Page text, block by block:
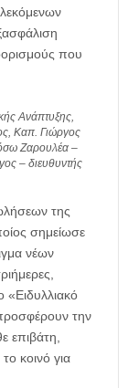
που
Ανάπτυξης,
Καπ. Γιώργος
Ζαρουλέα –
– διευθυντής
της
σημείωσε
νέων
«Ειδυλλιακό
προσφέρουν την
επιβάτη,
κοινό για